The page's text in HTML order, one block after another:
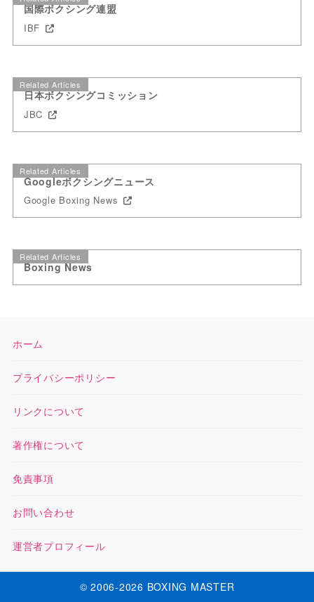
国際ボクシング連盟
IBF
Related Articles
日本ボクシングコミッション
JBC
Related Articles
Googleボクシングニュース
Google Boxing News
Related Articles
Boxing News
ホーム
プライバシーポリシー
リンクについて
著作権について
免責事項
お問い合わせ
運営者プロフィール
© 2006-2026 BOXING MASTER